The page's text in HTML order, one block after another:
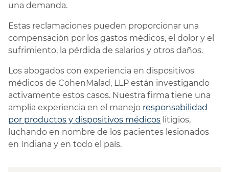
una demanda.
Estas reclamaciones pueden proporcionar una
compensación por los gastos médicos, el dolor y el
sufrimiento, la pérdida de salarios y otros daños.
Los abogados con experiencia en dispositivos
médicos de CohenMalad, LLP están investigando
activamente estos casos. Nuestra firma tiene una
amplia experiencia en el manejo responsabilidad
por productos y dispositivos médicos litigios,
luchando en nombre de los pacientes lesionados
en Indiana y en todo el país.